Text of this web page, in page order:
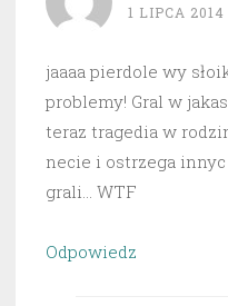
1 LIPCA 2014
jaaaa pierdole wy
problemy! Gral w
teraz tragedia w
necie i ostrzega
grali… WTF
Odpowiedz